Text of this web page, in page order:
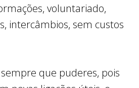
voluntariado,
intercâmbios, sem custos
que puderes, pois